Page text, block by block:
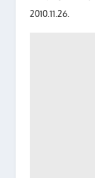
2010.11.26.